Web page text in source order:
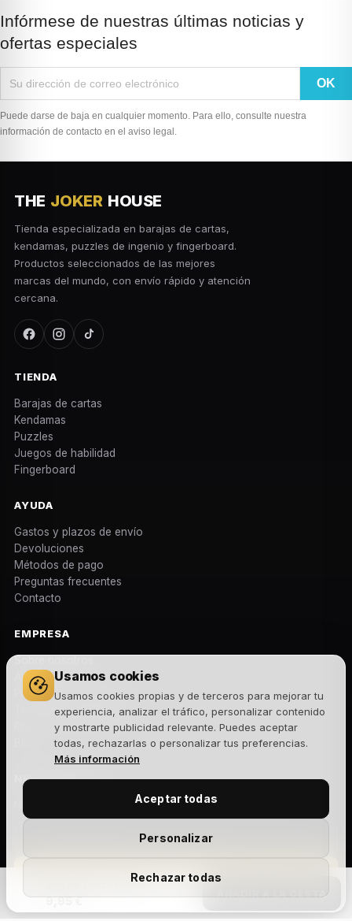
Usamos cookies
Usamos cookies propias y de terceros para mejorar tu
experiencia, analizar el tráfico, personalizar contenido
y mostrarte publicidad relevante. Puedes aceptar
todas, rechazarlas o personalizar tus preferencias.
Más información
Rechazar todas
Personalizar
Aceptar todas
Bicycle Dorso Marrón
9,95 €
AÑADIR A LA CESTA
Infórmese de nuestras últimas noticias y
ofertas especiales
Puede darse de baja en cualquier momento. Para ello, consulte nuestra
información de contacto en el aviso legal.
THE JOKER HOUSE
Tienda especializada en barajas de cartas,
kendamas, puzzles de ingenio y fingerboard.
Productos seleccionados de las mejores
marcas del mundo, con envío rápido y atención
cercana.
TIENDA
Barajas de cartas
Kendamas
Puzzles
Juegos de habilidad
Fingerboard
AYUDA
Gastos y plazos de envío
Devoluciones
Métodos de pago
Preguntas frecuentes
Contacto
EMPRESA
Sobre nosotros
Aviso legal
Política de privacidad
Términos y condiciones
Política de cookies
NEWSLETTER
Novedades, lanzamientos y ofertas exclusivas. Sin spam.
Suscribirme
comerciales.